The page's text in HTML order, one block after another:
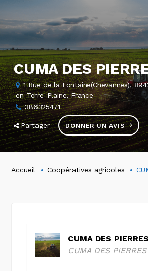
CUMA DES
1 Rue de la Fontaine(Chevannes),
en-Terre-Plaine, France
386325471
Partager DONNER UN AVIS
Accueil Coopératives agricoles
CUMA DES PIERRES
CUMA DES PIERRES